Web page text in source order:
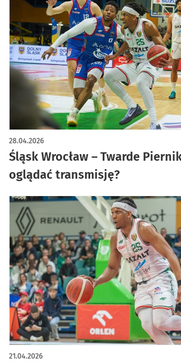
Śląsk Wrocław – Twarde
oglądać transmisję?
28.04.2026
21.04.2026